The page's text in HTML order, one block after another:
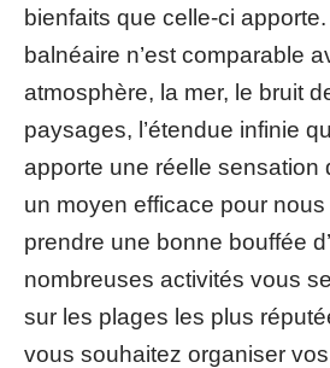
bienfaits que celle-ci apporte.
balnéaire n’est comparable
atmosphère, la mer, le bruit
paysages, l’étendue infinie
apporte une réelle sensation
un moyen efficace pour
prendre une bonne bouffée
nombreuses activités vous
sur les plages les plus
vous souhaitez organiser